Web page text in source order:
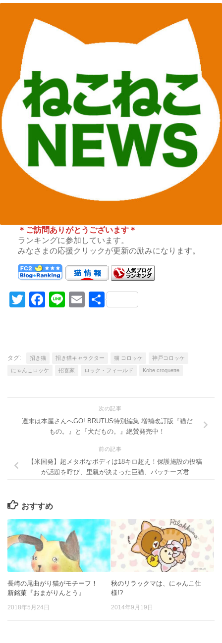
＊ご訪問ありがとうございます＊
ランキングに参加しています。
みなさまの応援クリックが更新の励みになります。
TwitterFacebook
LineEmail
共
タグ: 招き猫 招き猫キャラクター 猫 コロッケ 神戸コロッケ
にゃんこロッケ 招喜家 ロック・フィールド Kobe croquette
次の記事
週末は本屋さんへGO! BRUTUS特別編集 増補改訂版『猫だ
もの。』と『犬だもの。』絶賛発売中！
前の記事
【米国発】超メタボなボディは18キロ超え！保護施設の投稿
が話題を呼び、里親が決まった巨猫、パッチーズ君
おすすめ
長崎の尾曲がり猫がモチーフ！
新銘菓『おまがりんとう』
2018年5月24日
秋のリラックマは、にゃんこ仕
様!?
2014年9月19日